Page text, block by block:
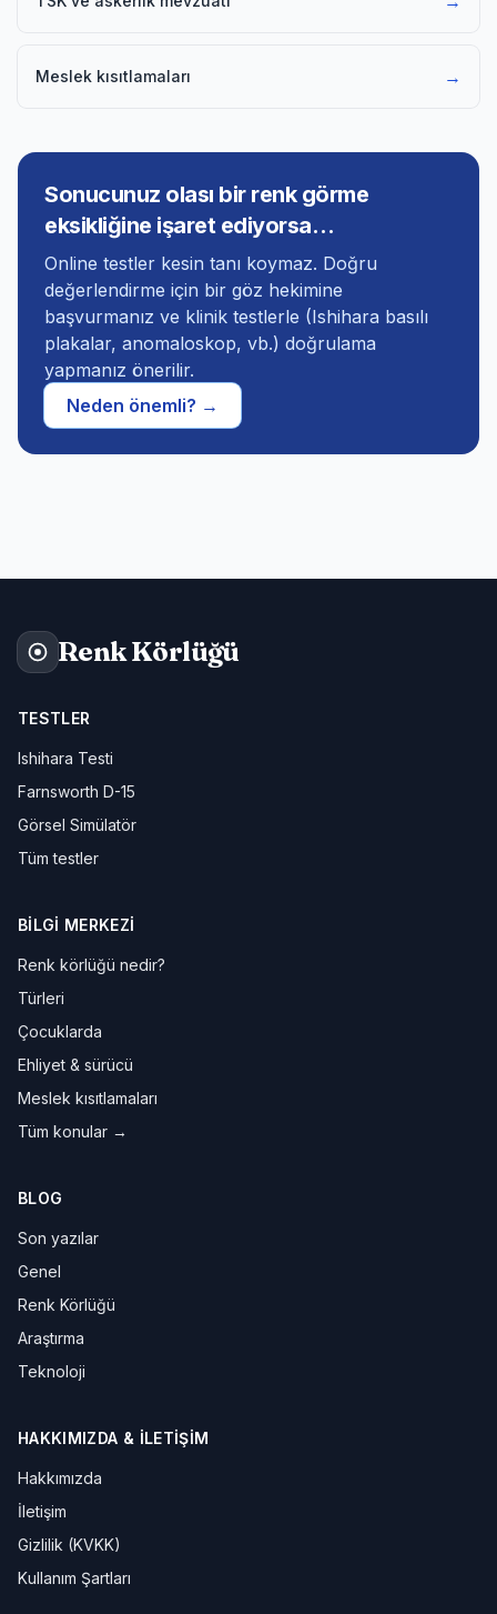
Meslek kısıtlamaları →
Sonucunuz olası bir renk görme
eksikliğine işaret ediyorsa…
Online testler kesin tanı koymaz. Doğru
değerlendirme için bir göz hekimine
başvurmanız ve klinik testlerle (Ishihara basılı
plakalar, anomaloskop, vb.) doğrulama
yapmanız önerilir.
Neden önemli? →
Renk Körlüğü
TESTLER
Ishihara Testi
Farnsworth D-15
Görsel Simülatör
Tüm testler
BILGI MERKEZI
Renk körlüğü nedir?
Türleri
Çocuklarda
Ehliyet & sürücü
Meslek kısıtlamaları
Tüm konular →
BLOG
Son yazılar
Genel
Renk Körlüğü
Araştırma
Teknoloji
HAKKIMIZDA & İLETIŞIM
Hakkımızda
İletişim
Gizlilik (KVKK)
Kullanım Şartları